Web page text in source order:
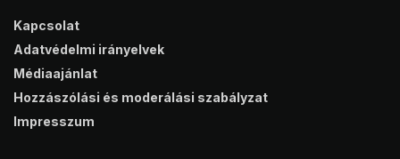
Kapcsolat
Adatvédelmi irányelvek
Médiaajánlat
Hozzászólási és moderálási szabályzat
Impresszum